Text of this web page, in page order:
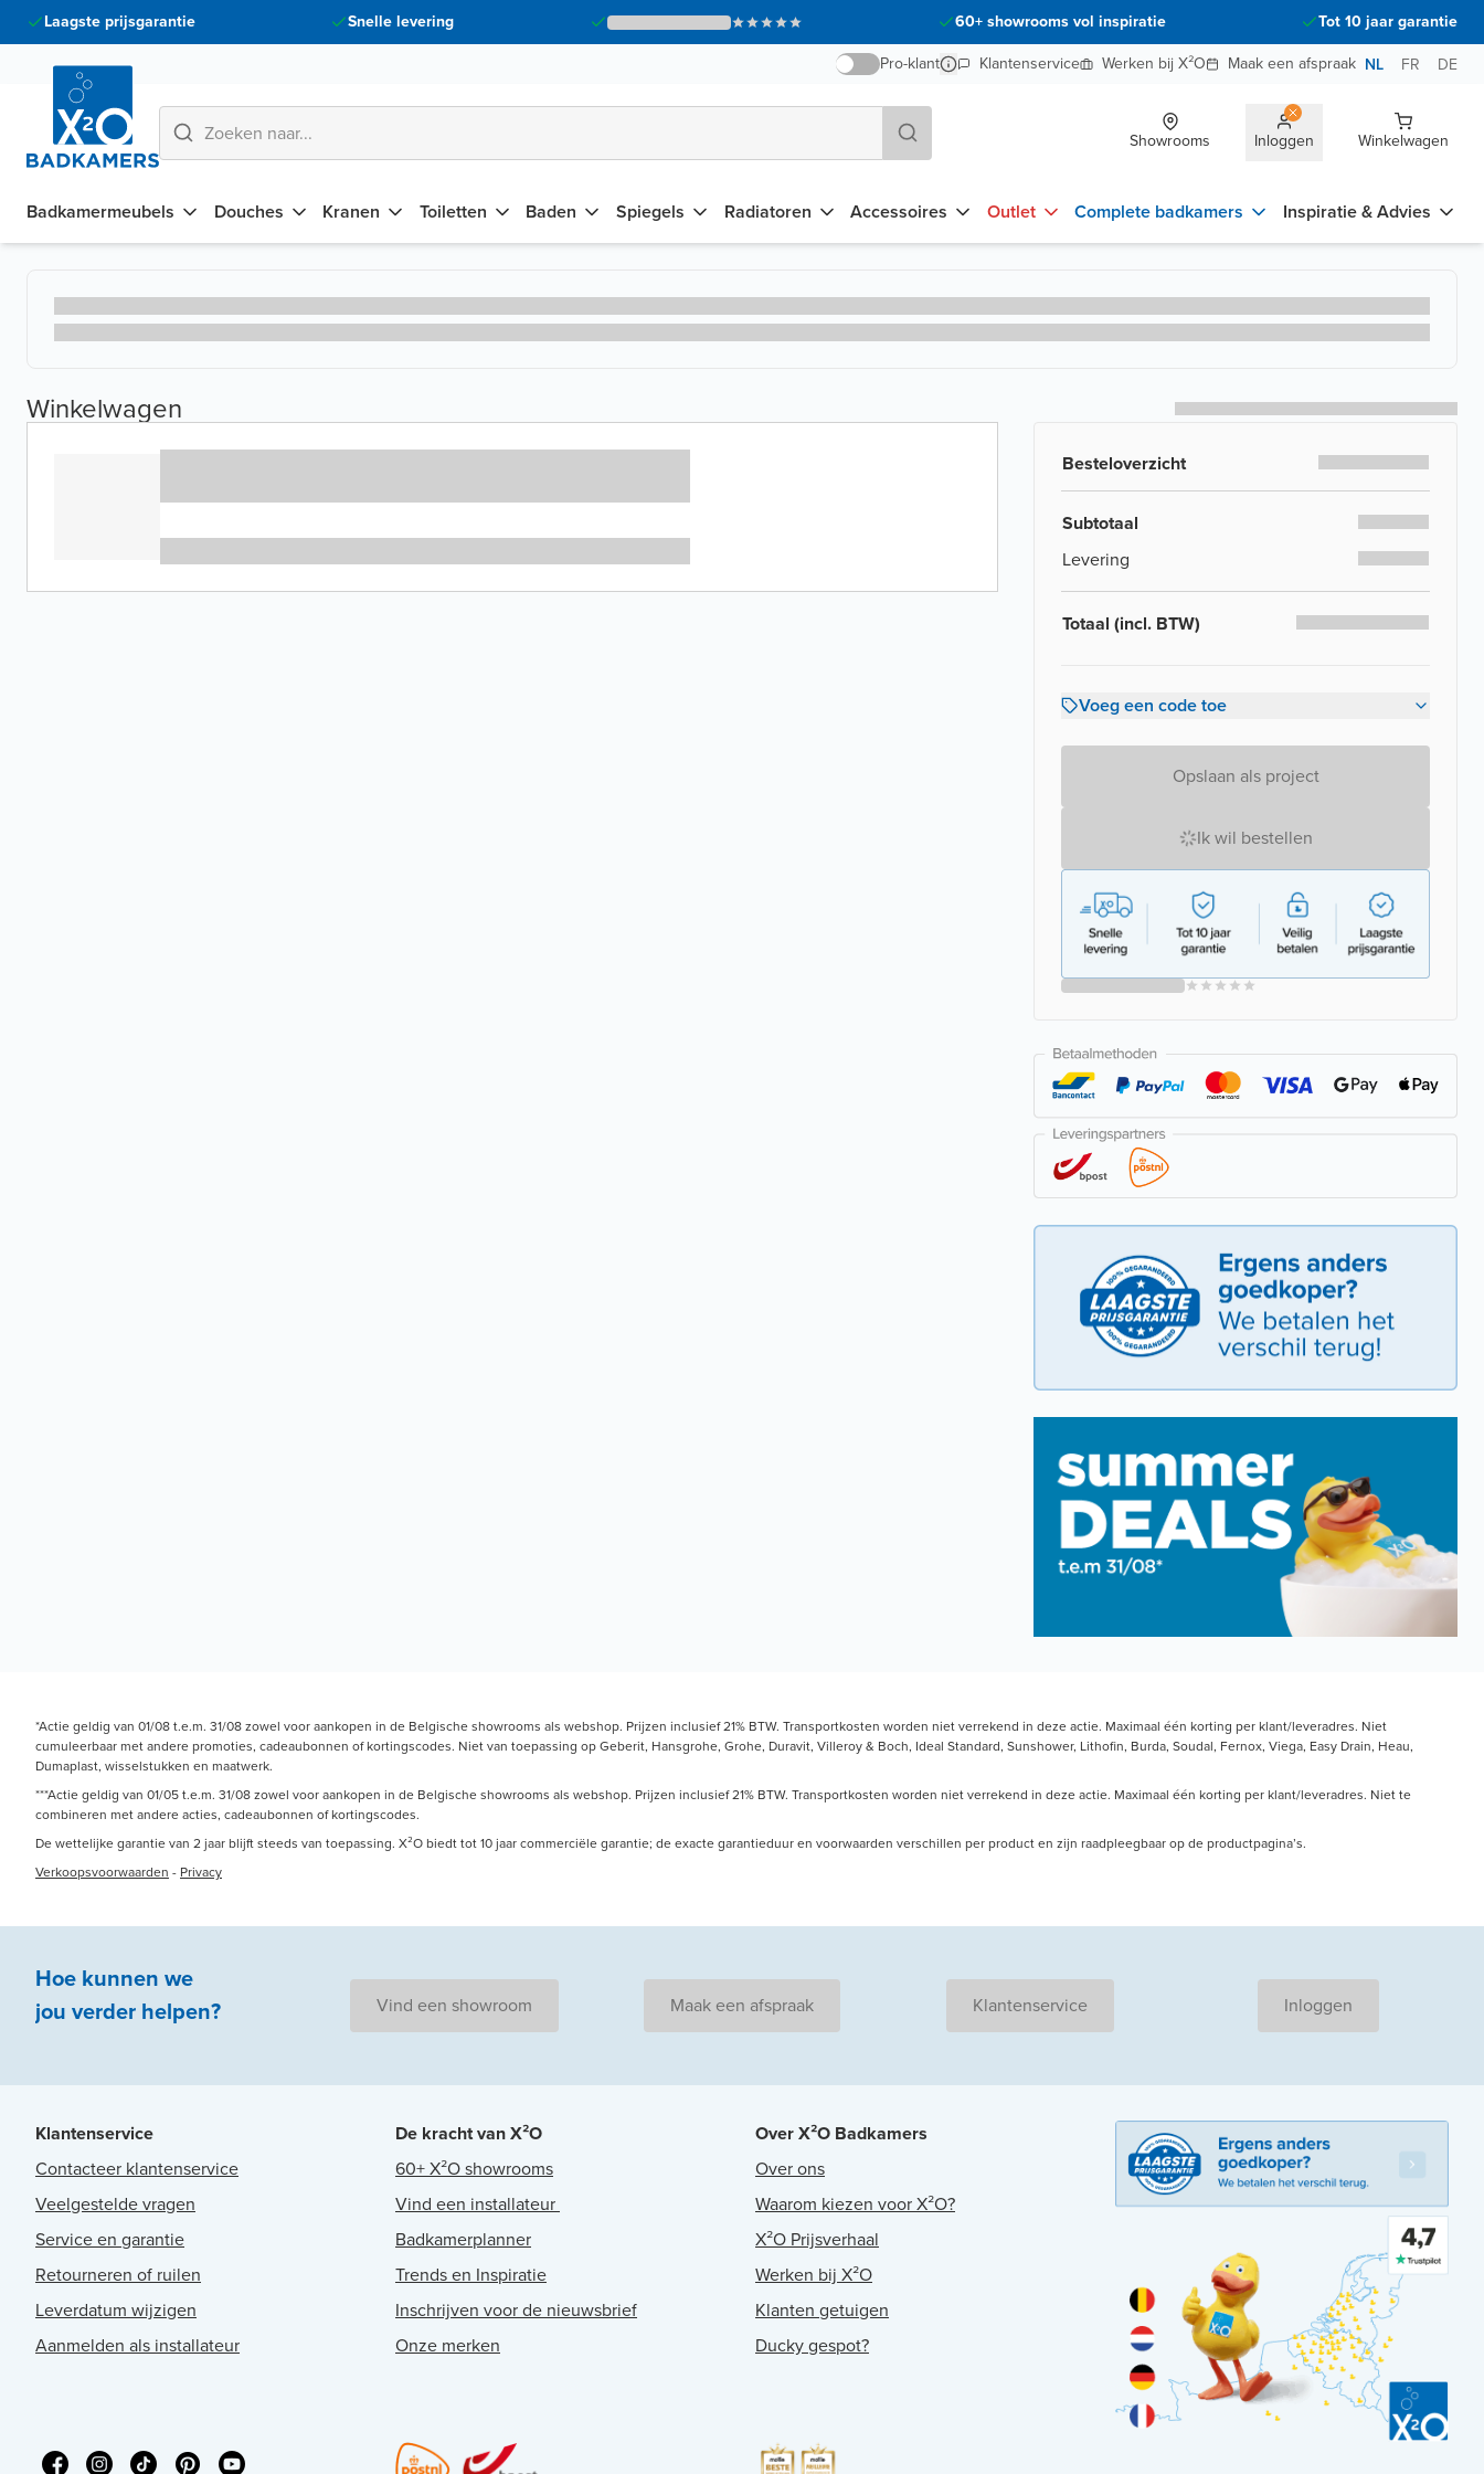
Laagste prijsgarantie Snelle levering 60+ showrooms vol inspiratie
Tot 10 jaar garantie
Pro-klant
Klantenservice Werken bij X²O Maak een afspraak NL FR DE
Showrooms Inloggen Winkelwagen
Badkamermeubels Douches Kranen Toiletten Baden Spiegels Radiatoren Accessoires Outlet Complete badkamers Inspiratie & Advies
Winkelwagen
Besteloverzicht
Subtotaal
Levering
Totaal (incl. BTW)
Voeg een code toe
Opslaan als project
Ik wil bestellen
*Actie geldig van 01/08 t.e.m. 31/08 zowel voor aankopen in de Belgische showrooms als webshop. Prijzen inclusief 21% BTW. Transportkosten worden niet verrekend in deze actie. Maximaal één korting per klant/leveradres. Niet
cumuleerbaar met andere promoties, cadeaubonnen of kortingscodes. Niet van toepassing op Geberit, Hansgrohe, Grohe, Duravit, Villeroy & Boch, Ideal Standard, Sunshower, Lithofin, Burda, Soudal, Fernox, Viega, Easy Drain, Heau,
Dumaplast, wisselstukken en maatwerk.
***Actie geldig van 01/05 t.e.m. 31/08 zowel voor aankopen in de Belgische showrooms als webshop. Prijzen inclusief 21% BTW. Transportkosten worden niet verrekend in deze actie. Maximaal één korting per klant/leveradres. Niet te
combineren met andere acties, cadeaubonnen of kortingscodes.
De wettelijke garantie van 2 jaar blijft steeds van toepassing. X²O biedt tot 10 jaar commerciële garantie; de exacte garantieduur en voorwaarden verschillen per product en zijn raadpleegbaar op de productpagina’s.
Verkoopsvoorwaarden - Privacy
Hoe kunnen we
jou verder helpen? Vind een showroom Maak een afspraak Klantenservice Inloggen
Klantenservice
Contacteer klantenservice
Veelgestelde vragen
Service en garantie
Retourneren of ruilen
Leverdatum wijzigen
Aanmelden als installateur
De kracht van X²O
60+ X²O showrooms
Vind een installateur
Badkamerplanner
Trends en Inspiratie
Inschrijven voor de nieuwsbrief
Onze merken
Over X²O Badkamers
Over ons
Waarom kiezen voor X²O?
X²O Prijsverhaal
Werken bij X²O
Klanten getuigen
Ducky gespot?